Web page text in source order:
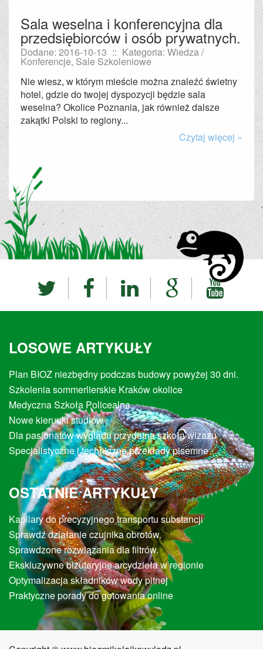
Sala weselna i konferencyjna dla
przedsiębiorców i osób prywatnych.
Dodane: 2016-10-13 :: Kategoria: Wiedza /
Konferencje, Sale Szkoleniowe
Nie wiesz, w którym mieście można znaleźć świetny
hotel, gdzie do twojej dyspozycji będzie sala
weselna? Okolice Poznania, jak również dalsze
zakątki Polski to regiony...
Czytaj więcej »
LOSOWE ARTYKUŁY
Plan BIOZ niezbędny podczas budowy powyżej 30 dni.
Szkolenia sommerlierskie Kraków okolice
Medyczna Szkoła Policealna
Nowe kierunki studiów
Dla pasjonatów wyglądu przydatna szkoła wizażu
Specjalistyczne i techniczne przekłady pisemne
OSTATNIE ARTYKUŁY
Kapilary do precyzyjnego transportu substancji
Sprawdź działanie czujnika obrotów.
Sprawdzone rozwiązania dla filtrów.
Ekskluzywne biżuteryjne arcydzieła w regionie
Optymalizacja składników wody pitnej
Praktyczne porady do gotowania online